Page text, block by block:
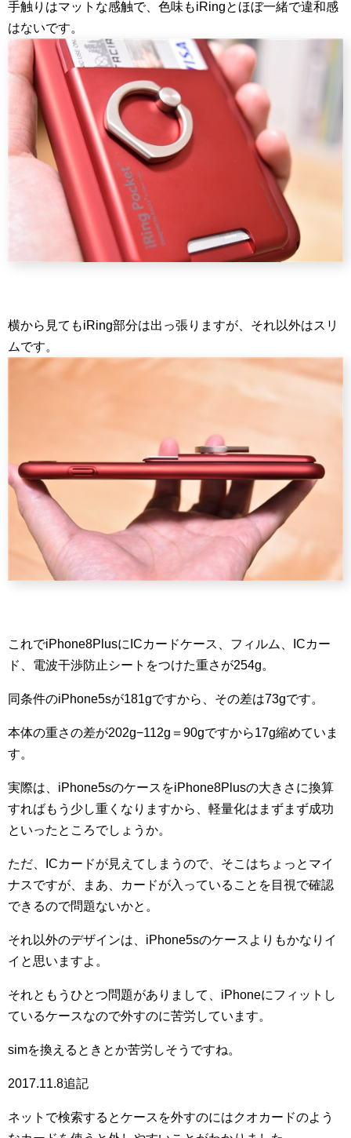
手触りはマットな感触で、色味もiRingとほぼ一緒で違和感
はないです。
横から見てもiRing部分は出っ張りますが、それ以外はスリ
ムです。
これでiPhone8PlusにICカードケース、フィルム、ICカー
ド、電波干渉防止シートをつけた重さが254g。
同条件のiPhone5sが181gですから、その差は73gです。
本体の重さの差が202g−112g＝90gですから17g縮めていま
す。
実際は、iPhone5sのケースをiPhone8Plusの大きさに換算
すればもう少し重くなりますから、軽量化はまずまず成功
といったところでしょうか。
ただ、ICカードが見えてしまうので、そこはちょっとマイ
ナスですが、まあ、カードが入っていることを目視で確認
できるので問題ないかと。
それ以外のデザインは、iPhone5sのケースよりもかなりイ
イと思いますよ。
それともうひとつ問題がありまして、iPhoneにフィットし
ているケースなので外すのに苦労しています。
simを換えるときとか苦労しそうですね。
2017.11.8追記
ネットで検索するとケースを外すのにはクオカードのよう